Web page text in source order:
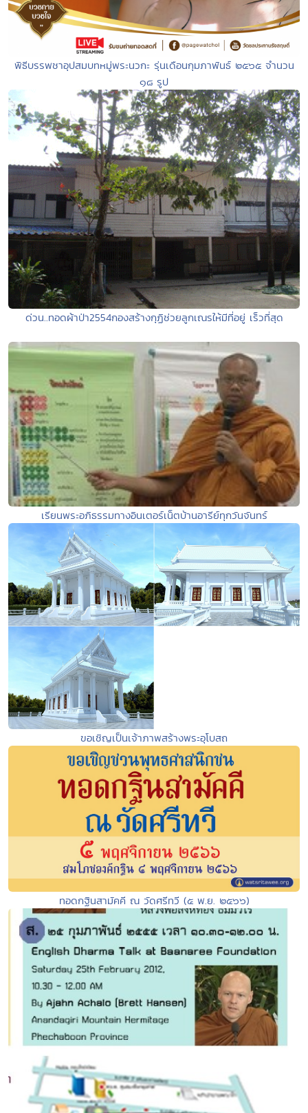
พิธีบรรพชาอุปสมบทหมู่พระนวกะ รุ่นเดือนกุมภาพันธ์ ๒๕๖๕ จำนวน
๑๘ รูป
ด่วน..ทอดผ้าป่า2554กองสร้างกุฏิช่วยลูกเณรให้มีที่อยู่ เร็วที่สุด
เรียนพระอภิธรรมทางอินเตอร์เน็ตบ้านอารีย์ทุกวันจันทร์
ขอเชิญเป็นเจ้าภาพสร้างพระอุโบสถ
ทอดกฐินสามัคคี ณ วัดศรีทวี (๕ พ.ย. ๒๕๖๖)